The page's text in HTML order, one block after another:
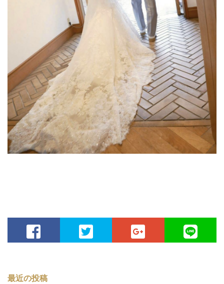
最近の投稿